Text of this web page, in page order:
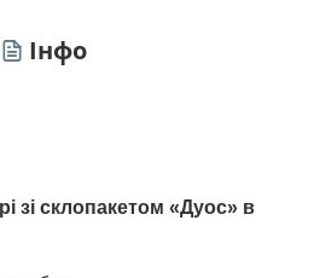
Інфо
зі склопакетом «Дуос» в